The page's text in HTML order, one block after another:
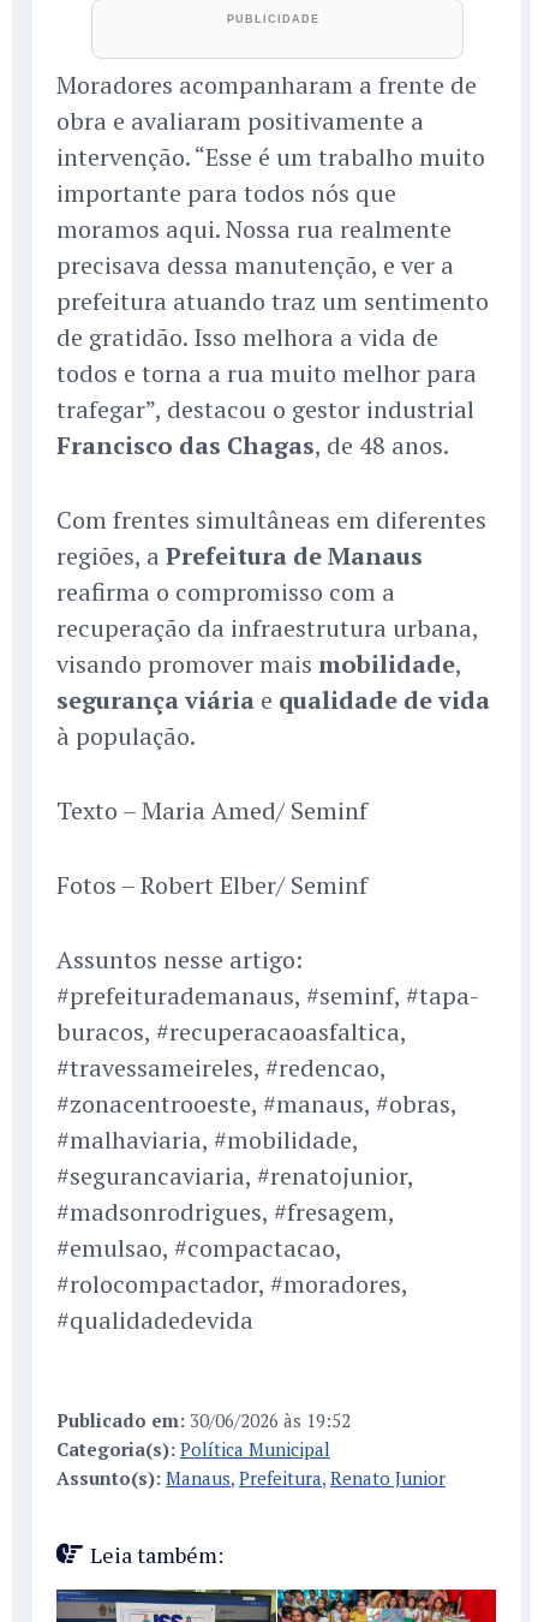
Moradores acompanharam a frente de
obra e avaliaram positivamente a
intervenção. “Esse é um trabalho muito
importante para todos nós que
moramos aqui. Nossa rua realmente
precisava dessa manutenção, e ver a
prefeitura atuando traz um sentimento
de gratidão. Isso melhora a vida de
todos e torna a rua muito melhor para
trafegar”, destacou o gestor industrial
Francisco das Chagas, de 48 anos.
Com frentes simultâneas em diferentes
regiões, a Prefeitura de Manaus
reafirma o compromisso com a
recuperação da infraestrutura urbana,
visando promover mais mobilidade,
segurança viária e qualidade de vida
à população.
Texto – Maria Amed/ Seminf
Fotos – Robert Elber/ Seminf
Assuntos nesse artigo:
#prefeiturademanaus, #seminf, #tapa-
buracos, #recuperacaoasfaltica,
#travessameireles, #redencao,
#zonacentrooeste, #manaus, #obras,
#malhaviaria, #mobilidade,
#segurancaviaria, #renatojunior,
#madsonrodrigues, #fresagem,
#emulsao, #compactacao,
#rolocompactador, #moradores,
#qualidadedevida
Publicado em: 30/06/2026 às 19:52
Categoria(s): Política Municipal
Assunto(s): Manaus, Prefeitura, Renato Junior
Leia também: